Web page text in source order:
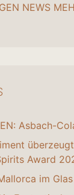
NEWS
Asbach-
Award
im Glas